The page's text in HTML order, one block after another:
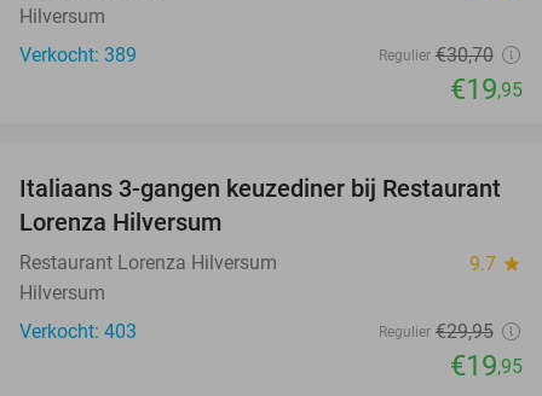
Hilversum
Verkocht: 389
Regulier €30,70
€19,95
33%
Italiaans 3-gangen keuzediner bij Restaurant
Lorenza Hilversum
Restaurant Lorenza Hilversum 9.7 star
Hilversum
Verkocht: 403
Regulier €29,95
€19,95